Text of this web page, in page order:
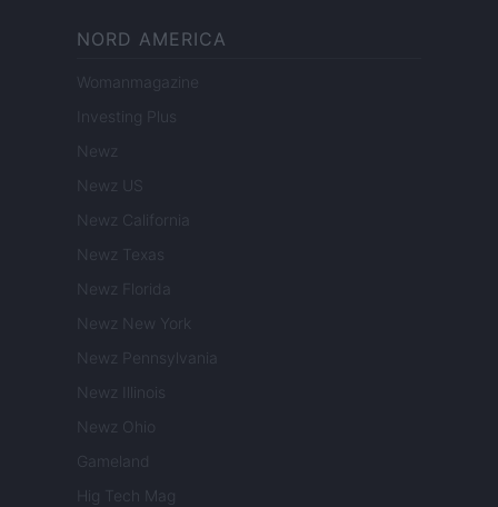
NORD AMERICA
Womanmagazine
Investing Plus
Newz
Newz US
Newz California
Newz Texas
Newz Florida
Newz New York
Newz Pennsylvania
Newz Illinois
Newz Ohio
Gameland
Hig Tech Mag